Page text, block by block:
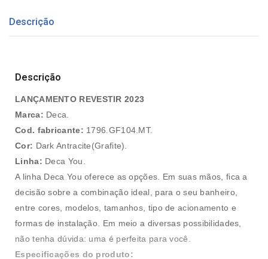
Descrição
Descrição
LANÇAMENTO REVESTIR 2023
Marca: Deca.
Cod. fabricante: 1796.GF104.MT.
Cor: Dark Antracite(Grafite).
Linha: Deca You.
A linha Deca You oferece as opções. Em suas mãos, fica a
decisão sobre a combinação ideal, para o seu banheiro,
entre cores, modelos, tamanhos, tipo de acionamento e
formas de instalação. Em meio a diversas possibilidades,
não tenha dúvida: uma é perfeita para você.
Especificações do produto: